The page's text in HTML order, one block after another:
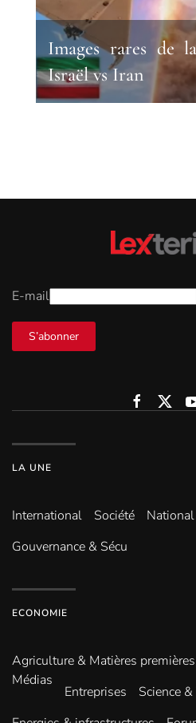
Images rares de
Israël vs Iran
E-mail
S’abonner
LA UNE
International Société National
Gouvernance & Sécu
ECONOMIE
Agriculture & Matières premières
Médias
Entreprises
Science